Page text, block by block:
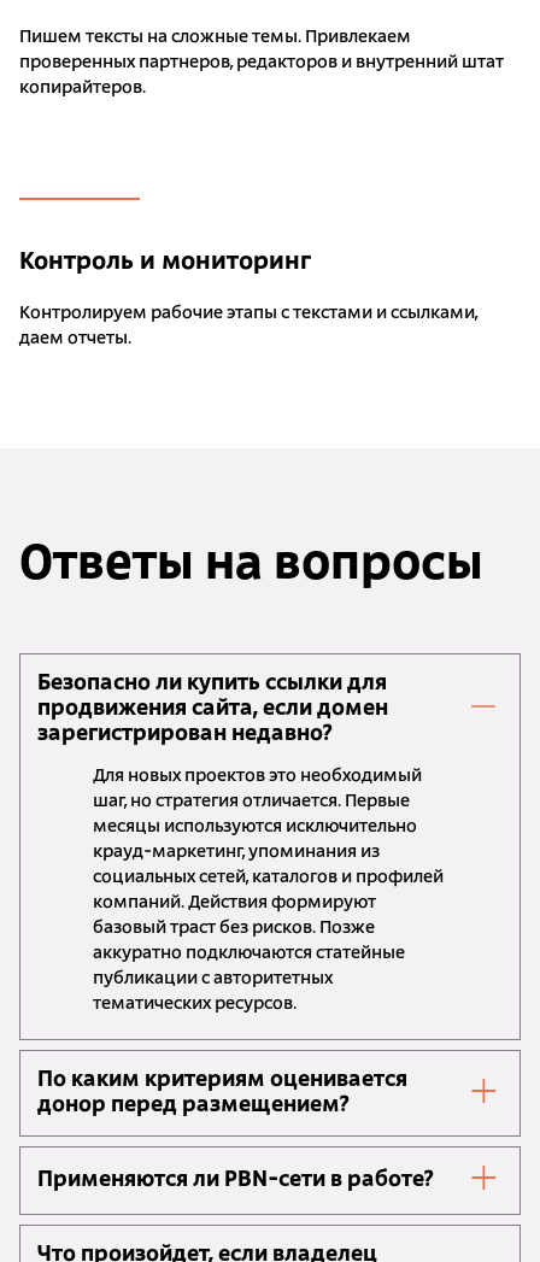
Пишем тексты на сложные темы. Привлекаем
проверенных партнеров, редакторов и внутренний штат
копирайтеров.
Контроль и мониторинг
Контролируем рабочие этапы с текстами и ссылками,
даем отчеты.
Ответы на вопросы
Безопасно ли купить ссылки для
продвижения сайта, если домен
зарегистрирован недавно?
Для новых проектов это необходимый
шаг, но стратегия отличается. Первые
месяцы используются исключительно
крауд-маркетинг, упоминания из
социальных сетей, каталогов и профилей
компаний. Действия формируют
базовый траст без рисков. Позже
аккуратно подключаются статейные
публикации с авторитетных
тематических ресурсов.
По каким критериям оценивается
донор перед размещением?
Применяются ли PBN-сети в работе?
Что произойдет, если владелец